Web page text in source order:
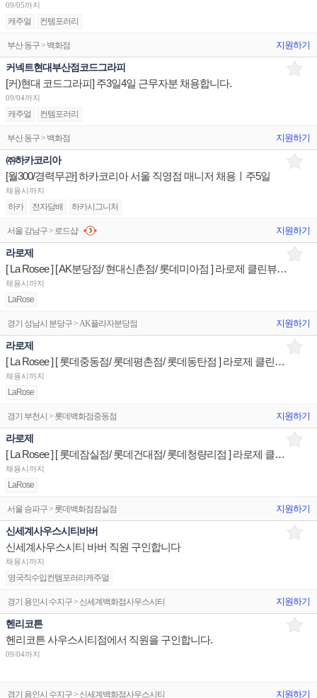
09/05까지
캐주얼 컨템포러리
부산 동구 > 백화점 지원하기
커넥트현대부산점코드그라피
[커)현대 코드그라피] 주3일4일 근무자분 채용합니다.
09/04까지
캐주얼 컨템포러리
부산 동구 > 백화점 지원하기
㈜하카코리아
[월300/경력무관] 하카코리아 서울 직영점 매니저 채용ㅣ주5일
채용시까지
하카 전자담배 하카시그니처
서울 강남구 > 로드샵 지원하기
라로제
[ La Rosee ] [ AK분당점/ 현대신촌점/ 롯데미아점 ] 라로제 클린뷰티 매장/유지/관리 판매직원
채용시까지
LaRose
경기 성남시 분당구 > AK플라자분당점 지원하기
라로제
[ La Rosee ] [ 롯데중동점/ 롯데평촌점/ 롯데동탄점 ] 라로제 클린뷰티 매장/유지/관리 판매직원
채용시까지
LaRose
경기 부천시 > 롯데백화점중동점 지원하기
라로제
[ La Rosee ] [ 롯데잠실점/ 롯데건대점/ 롯데청량리점 ] 라로제 클린뷰티 매장/유지/관리 판매직원
채용시까지
LaRose
서울 송파구 > 롯데백화점잠실점 지원하기
신세계사우스시티바버
신세계사우스시티 바버 직원 구인합니다
채용시까지
영국직수입컨템포러리캐주얼
경기 용인시 수지구 > 신세계백화점사우스시티 지원하기
헨리코튼
헨리코튼 사우스시티점에서 직원을 구인합니다.
09/04까지
경기 용인시 수지구 > 신세계백화점사우스시티 지원하기